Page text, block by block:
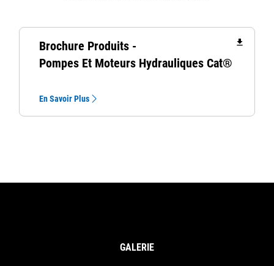
Brochure Produits -
Pompes Et Moteurs Hydrauliques Cat®
file_download
En Savoir Plus
GALERIE